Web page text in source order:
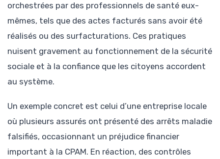
orchestrées par des professionnels de santé eux-
mêmes, tels que des actes facturés sans avoir été
réalisés ou des surfacturations. Ces pratiques
nuisent gravement au fonctionnement de la sécurité
sociale et à la confiance que les citoyens accordent
au système.
Un exemple concret est celui d’une entreprise locale
où plusieurs assurés ont présenté des arrêts maladie
falsifiés, occasionnant un préjudice financier
important à la CPAM. En réaction, des contrôles